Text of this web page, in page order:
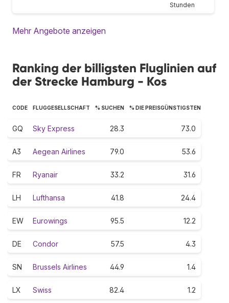
Stunden
Mehr Angebote anzeigen
Ranking der billigsten Fluglinien auf
der Strecke Hamburg - Kos
CODE FLUGGESELLSCHAFT % SUCHEN % DIE PREISGÜNSTIGSTEN
GQ Sky Express 28.3 73.0
A3 Aegean Airlines 79.0 53.6
FR Ryanair 33.2 31.6
LH Lufthansa 41.8 24.4
EW Eurowings 95.5 12.2
DE Condor 57.5 4.3
SN Brussels Airlines 44.9 1.4
LX Swiss 82.4 1.2